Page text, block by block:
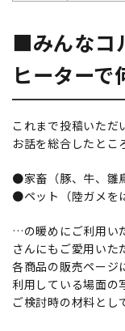
■みんなコ
ヒーターで
これまで投稿いただ
お話を総合したとこ
●家畜（豚、牛、雛
●ペット（陸ガメを
…の暖めにご利用い
さんにもご愛用いた
各商品の販売ページ
利用している場面の
ご検討時の材料とし